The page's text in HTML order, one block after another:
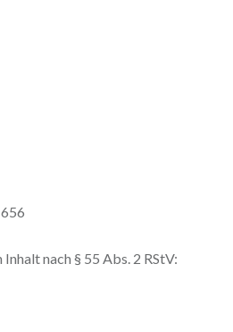
nach § 55 Abs. 2 RStV: